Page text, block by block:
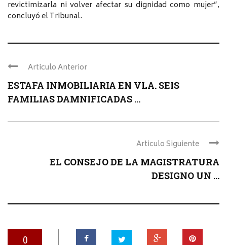
revictimizarla ni volver afectar su dignidad como mujer”,
concluyó el Tribunal.
Articulo Anterior
ESTAFA INMOBILIARIA EN VLA. SEIS
FAMILIAS DAMNIFICADAS ...
Articulo Siguiente
EL CONSEJO DE LA MAGISTRATURA
DESIGNO UN ...
0